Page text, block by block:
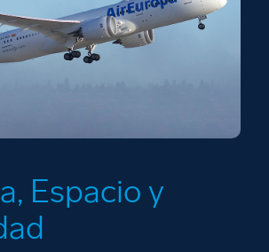
Espacio y